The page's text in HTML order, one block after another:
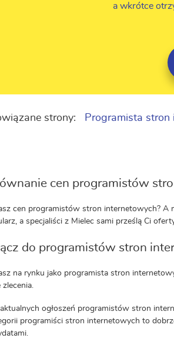
a wkrótce
strony: Programista stron
cen programistów
cen programistów stron internetowych? A
a specjaliści z Mielec sami prześlą Ci
do programistów stron
na rynku jako programista stron
zlecenia.
aktualnych ogłoszeń programistów stron
programiści stron internetowych to